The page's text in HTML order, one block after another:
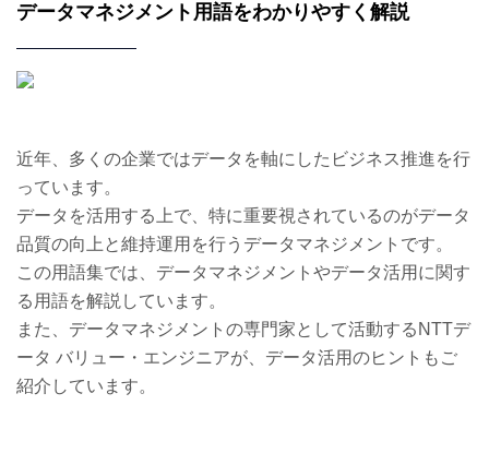
データマネジメント用語をわかりやすく解説
近年、多くの企業ではデータを軸にしたビジネス推進を行
っています。
データを活用する上で、特に重要視されているのがデータ
品質の向上と維持運用を行うデータマネジメントです。
この用語集では、データマネジメントやデータ活用に関す
る用語を解説しています。
また、データマネジメントの専門家として活動するNTTデ
ータ バリュー・エンジニアが、データ活用のヒントもご
紹介しています。